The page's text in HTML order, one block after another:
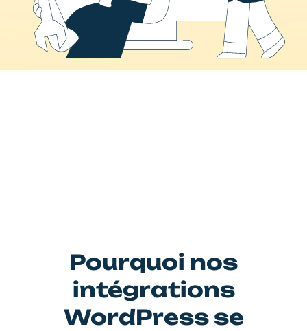
Pourquoi nos
intégrations
WordPress se